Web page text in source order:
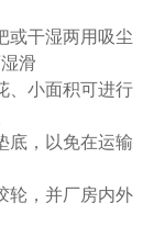
干湿两用吸尘
滑
小面积可进行
，以免在运输
，并厂房内外